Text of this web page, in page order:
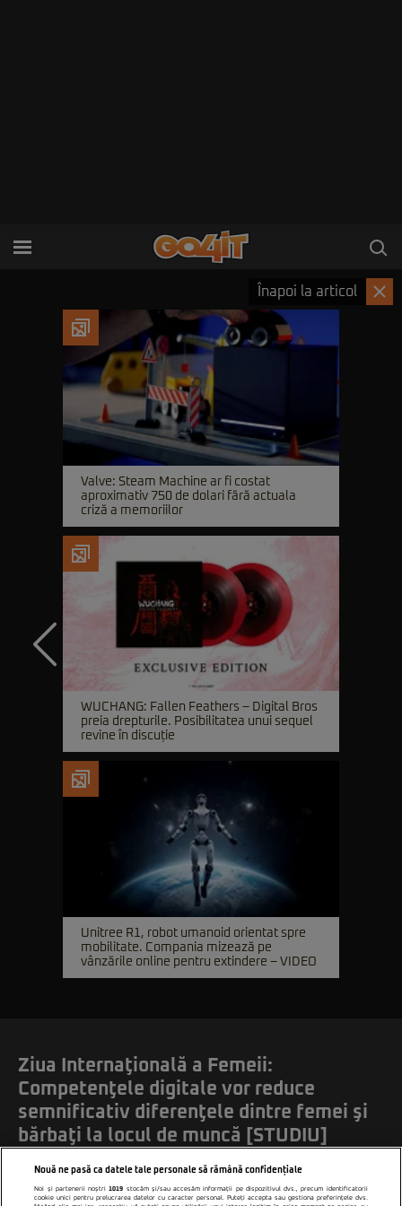
Valve: Steam Machine ar fi costat
aproximativ 750 de dolari fără actuala
criză a memoriilor
WUCHANG: Fallen Feathers – Digital Bros
preia drepturile. Posibilitatea unui sequel
revine în discuție
Unitree R1, robot umanoid orientat spre
mobilitate. Compania mizează pe
vânzările online pentru extindere – VIDEO
Înapoi la articol
Ziua Internaţională a Femeii:
Competenţele digitale vor reduce
semnificativ diferenţele dintre femei şi
bărbaţi la locul de muncă [STUDIU]
Nouă ne pasă ca datele tale personale să rămână confidențiale
Noi și partenerii noștri1019 stocăm și/sau accesăm informații pe dispozitivul dvs., precum identificatorii
cookie unici pentru prelucrarea datelor cu caracter personal. Puteți accepta sau gestiona preferințele dvs.